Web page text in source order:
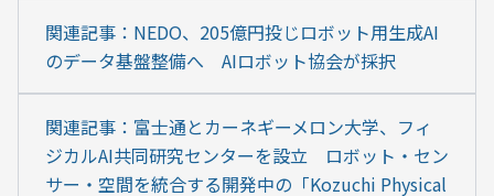
関連記事：NEDO、205億円投じロボット用生成AI
のデータ基盤整備へ　AIロボット協会が採択
関連記事：富士通とカーネギーメロン大学、フィ
ジカルAI共同研究センターを設立　ロボット・セン
サー・空間を統合する開発中の「Kozuchi Physical